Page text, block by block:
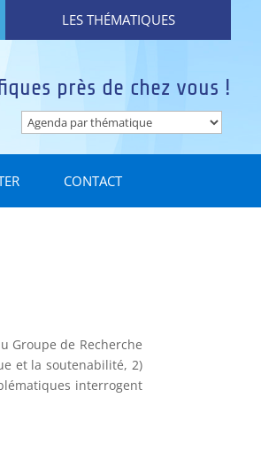
LES THÉMATIQUES
près de chez vous !
CONTACT
Groupe de Recherche
et la soutenabilité, 2)
interrogent